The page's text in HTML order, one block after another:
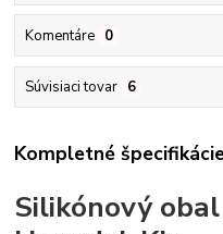
Komentáre 0
Súvisiaci tovar 6
Kompletné
Silikónový